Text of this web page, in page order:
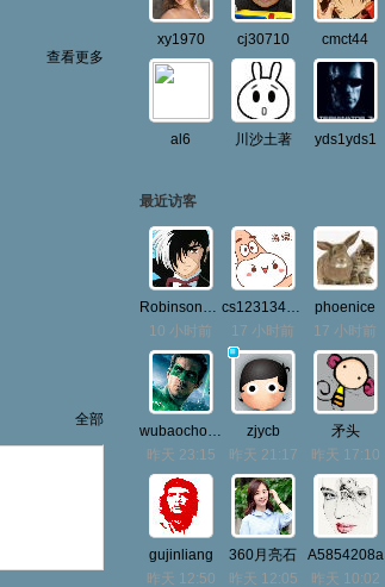
查看更多
全部
xy1970 cj30710 cmct44
al6 川沙土著 yds1yds1
最近访客
Robinson1893
10 小时前
cs123134936
17 小时前
phoenice
17 小时前
wubaochong
昨天 23:15
zjycb
昨天 21:17
矛头
昨天 17:10
gujinliang
昨天 12:50
360月亮石
昨天 12:05
A5854208a
昨天 10:02